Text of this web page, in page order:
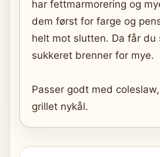
har fettmarmorering og
dem først for farge og
helt mot slutten. Da får du
sukkeret brenner for mye.
Passer godt med
grillet nykål.